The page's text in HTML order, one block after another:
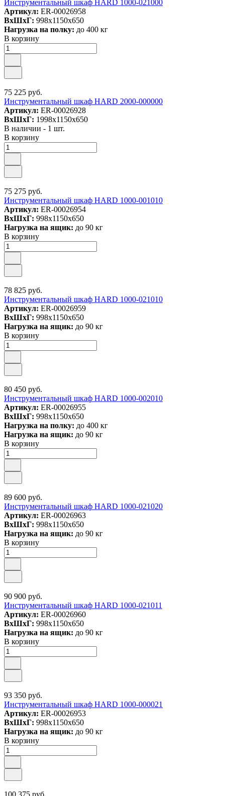
Инструментальный шкаф HARD 1000-021000
Артикул: ER-00026958
ВxШxГ: 998x1150x650
Нагрузка на полку: до 400 кг
В корзину
75 225 руб.
Инструментальный шкаф HARD 2000-000000
Артикул: ER-00026928
ВxШxГ: 1998x1150x650
В наличии - 1 шт.
В корзину
75 275 руб.
Инструментальный шкаф HARD 1000-001010
Артикул: ER-00026954
ВxШxГ: 998x1150x650
Нагрузка на ящик: до 90 кг
В корзину
78 825 руб.
Инструментальный шкаф HARD 1000-021010
Артикул: ER-00026959
ВxШxГ: 998x1150x650
Нагрузка на ящик: до 90 кг
В корзину
80 450 руб.
Инструментальный шкаф HARD 1000-002010
Артикул: ER-00026955
ВxШxГ: 998x1150x650
Нагрузка на полку: до 400 кг
Нагрузка на ящик: до 90 кг
В корзину
89 600 руб.
Инструментальный шкаф HARD 1000-021020
Артикул: ER-00026963
ВxШxГ: 998x1150x650
Нагрузка на ящик: до 90 кг
В корзину
90 900 руб.
Инструментальный шкаф HARD 1000-021011
Артикул: ER-00026960
ВxШxГ: 998x1150x650
Нагрузка на ящик: до 90 кг
В корзину
93 350 руб.
Инструментальный шкаф HARD 1000-000021
Артикул: ER-00026953
ВxШxГ: 998x1150x650
Нагрузка на ящик: до 90 кг
В корзину
100 375 руб.